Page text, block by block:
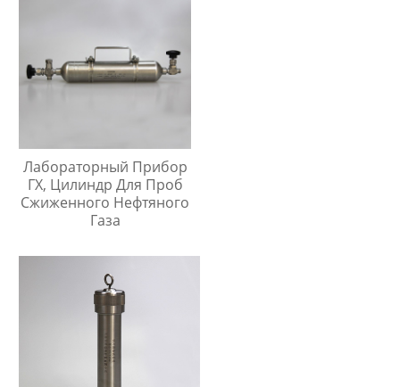
Лабораторный Прибор
ГХ, Цилиндр Для Проб
Сжиженного Нефтяного
Газа